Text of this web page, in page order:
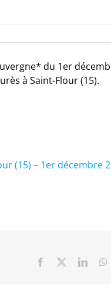
du 1er
à Saint-Flour (15).
(15) – 1er décembre
Facebook